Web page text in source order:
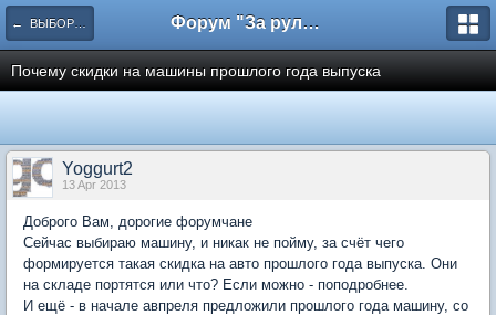
← ВЫБОР АВТО Форум "За рулем"
Почему скидки на машины прошлого года выпуска
Yoggurt2
13 Apr 2013
Доброго Вам, дорогие форумчане
Сейчас выбираю машину, и никак не пойму, за счёт чего
формируется такая скидка на авто прошлого года выпуска. Они
на складе портятся или что? Если можно - поподробнее.
И ещё - в начале авпреля предложили прошлого года машину, со